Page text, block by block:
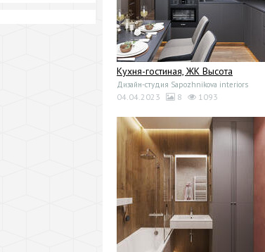
Кухня-гостиная, ЖК Высота
Дизайн-студия Sapozhnikova interiors
04.04.2023 8 1093